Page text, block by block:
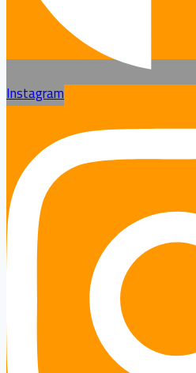
Instagram